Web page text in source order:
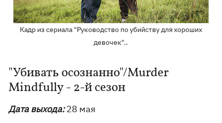
Кадр из сериала "Руководство по убийству для хороших
девочек"..
"Убивать осознанно"/Murder
Mindfully - 2-й сезон
Дата выхода:28 мая